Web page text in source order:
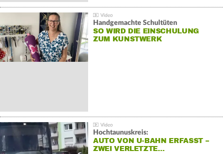
Handgemachte Schultüten
SO WIRD DIE EINSCHULUNG
ZUM KUNSTWERK
Hochtaunuskreis:
AUTO VON U-BAHN ERFASST –
ZWEI VERLETZTE…